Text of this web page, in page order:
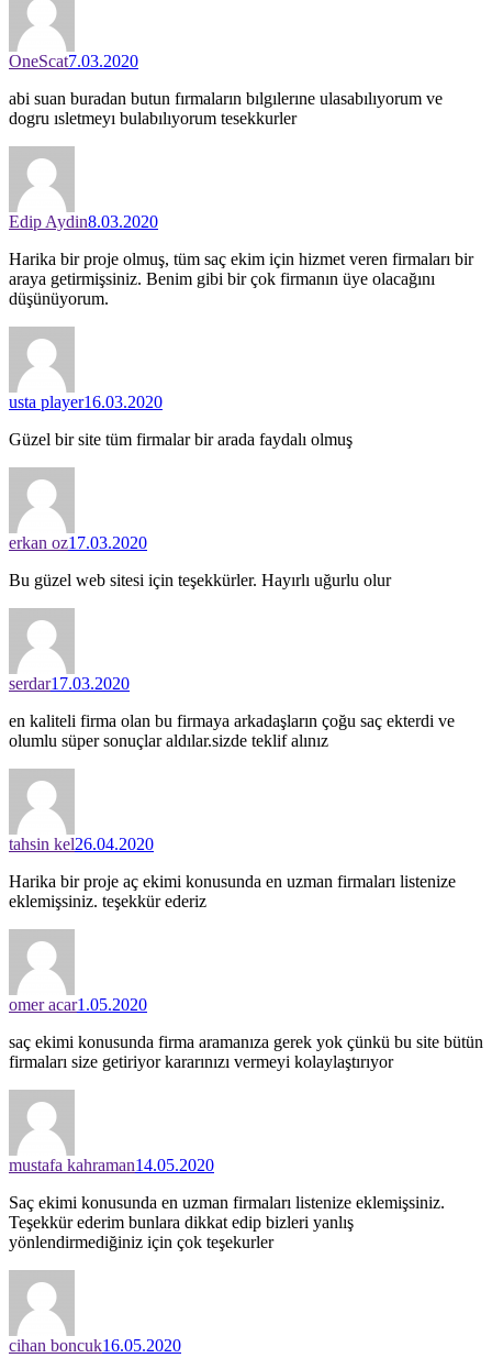
OneScat7.03.2020
abi suan buradan butun fırmaların bılgılerıne ulasabılıyorum ve
dogru ısletmeyı bulabılıyorum tesekkurler
Edip Aydin8.03.2020
Harika bir proje olmuş, tüm saç ekim için hizmet veren firmaları bir
araya getirmişsiniz. Benim gibi bir çok firmanın üye olacağını
düşünüyorum.
usta player16.03.2020
Güzel bir site tüm firmalar bir arada faydalı olmuş
erkan oz17.03.2020
Bu güzel web sitesi için teşekkürler. Hayırlı uğurlu olur
serdar17.03.2020
en kaliteli firma olan bu firmaya arkadaşların çoğu saç ekterdi ve
olumlu süper sonuçlar aldılar.sizde teklif alınız
tahsin kel26.04.2020
Harika bir proje aç ekimi konusunda en uzman firmaları listenize
eklemişsiniz. teşekkür ederiz
omer acar1.05.2020
saç ekimi konusunda firma aramanıza gerek yok çünkü bu site bütün
firmaları size getiriyor kararınızı vermeyi kolaylaştırıyor
mustafa kahraman14.05.2020
Saç ekimi konusunda en uzman firmaları listenize eklemişsiniz.
Teşekkür ederim bunlara dikkat edip bizleri yanlış
yönlendirmediğiniz için çok teşekurler
cihan boncuk16.05.2020